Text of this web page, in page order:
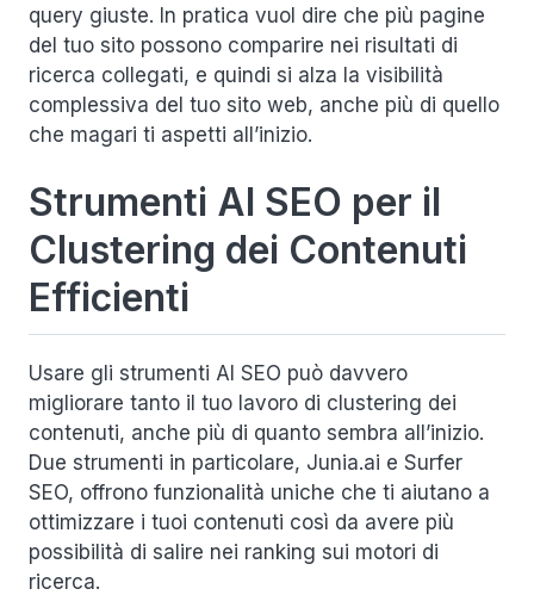
query giuste. In pratica vuol dire che più pagine
del tuo sito possono comparire nei risultati di
ricerca collegati, e quindi si alza la visibilità
complessiva del tuo sito web, anche più di quello
che magari ti aspetti all’inizio.
Strumenti AI SEO per il
Clustering dei Contenuti
Efficienti
Usare gli strumenti AI SEO può davvero
migliorare tanto il tuo lavoro di clustering dei
contenuti, anche più di quanto sembra all’inizio.
Due strumenti in particolare, Junia.ai e Surfer
SEO, offrono funzionalità uniche che ti aiutano a
ottimizzare i tuoi contenuti così da avere più
possibilità di salire nei ranking sui motori di
ricerca.